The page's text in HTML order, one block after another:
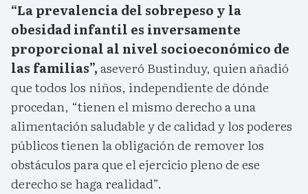
“La prevalencia del sobrepeso y la
obesidad infantil es inversamente
proporcional al nivel socioeconómico de
las familias”,aseveró Bustinduy, quien añadió
que todos los niños, independiente de dónde
procedan, “tienen el mismo derecho a una
alimentación saludable y de calidad y los poderes
públicos tienen la obligación de remover los
obstáculos para que el ejercicio pleno de ese
derecho se haga realidad”.